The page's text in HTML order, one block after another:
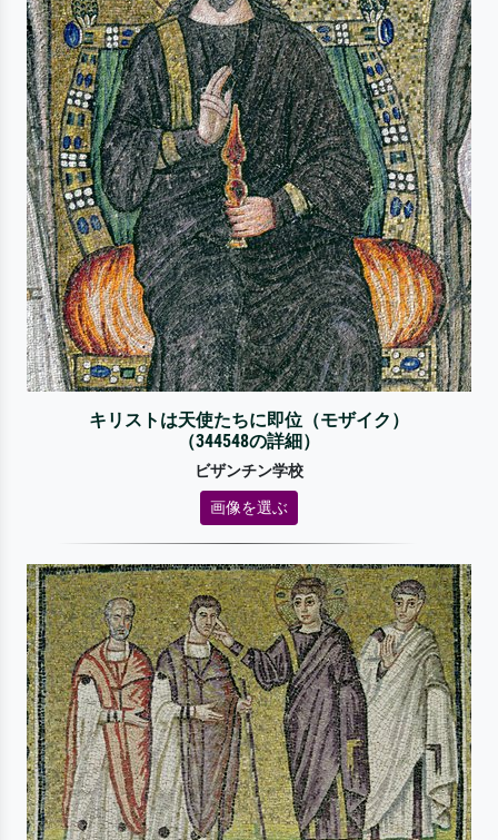
キリストは天使たちに即位（モザイク）
（344548の詳細）
ビザンチン学校
画像を選ぶ